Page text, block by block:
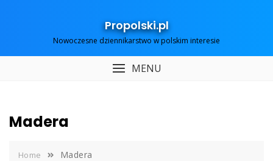
Propolski.pl
Nowoczesne dziennikarstwo w polskim interesie
MENU
Madera
Home Madera